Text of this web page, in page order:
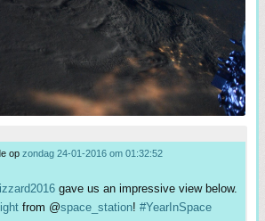
op zondag 24-01-2016 om 01:32:52
gave us an impressive view below.
from @space_station! #YearInSpace